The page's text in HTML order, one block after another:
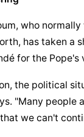
who
has taken a
for the Pope's
the political
"Many people
we can't